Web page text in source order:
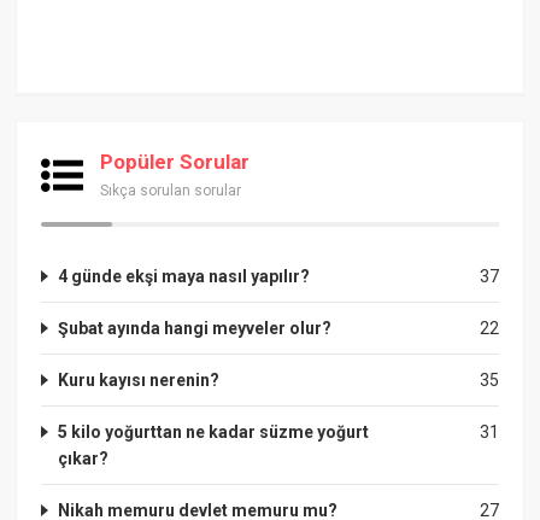
Popüler Sorular
Sıkça sorulan sorular
37
4 günde ekşi maya nasıl yapılır?
22
Şubat ayında hangi meyveler olur?
35
Kuru kayısı nerenin?
31
5 kilo yoğurttan ne kadar süzme yoğurt
çıkar?
27
Nikah memuru devlet memuru mu?